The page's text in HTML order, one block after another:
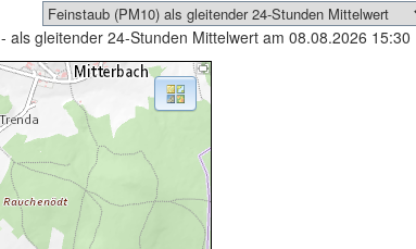
- als gleitender 24-Stunden Mittelwert am 08.08.2026 15:30